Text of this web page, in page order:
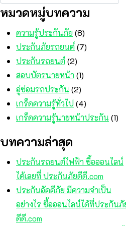
หมวดหมู่บทความ
ความรู้ประกันภัย(8)
ประกันภัยรถยนต์(7)
ประกันรถยนต์(2)
สอบบัตรนายหน้า(1)
อู่ซ่อมรถประกัน (2)
เกร็ดความรู้ทั่วไป(4)
เกร็ดความรู้นายหน้าประกัน (1)
บทความล่าสุด
ประกันรถยนต์ไฟฟ้า ซื้อออนไลน์
ได้เลยที่ ประกันภัยดีดี.com
ประกันอัคคีภัย มีความจำเป็น
อย่างไร ซื้อออนไลน์ได้ที่ประกันภั
ดีดี.com